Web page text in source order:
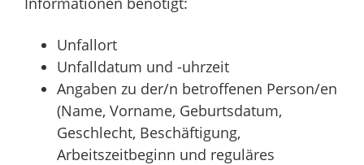
Unfallort
Unfalldatum und -uhrzeit
Angaben zu der/n betroffenen Person/en
(Name, Vorname, Geburtsdatum,
Geschlecht, Beschäftigung,
Arbeitszeitbeginn und reguläres